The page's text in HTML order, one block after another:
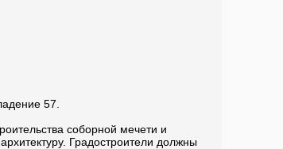
57.
соборной мечети и
Градостроители должны